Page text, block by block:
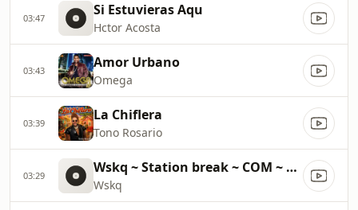
03:47 Si Estuvieras Aqu
Hctor Acosta
03:43 Amor Urbano
Omega
03:39 La Chiflera
Tono Rosario
03:29 Wskq ~ Station break ~ COM ~ 29600
Wskq